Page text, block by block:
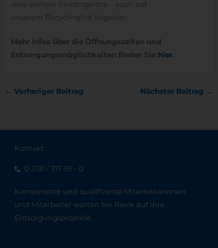
viele weitere Elektrogeräte – auch auf
unserem Recyclinghof abgeben.
Mehr Infos über die Öffnungszeiten und
Entsorgungsmöglichkeiten finden Sie hier.
← Vorheriger Beitrag Nächster Beitrag →
Kontakt
0 2131 / 717 95 - 0
Kompetente und qualifizierte Mitarbeiterinnen
und Mitarbeiter warten bei Rieck auf Ihre
Entsorgungsprojekte.